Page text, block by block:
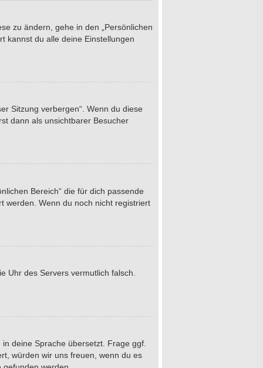
zu ändern, gehe in den „Persönlichen
kannst du alle deine Einstellungen
Sitzung verbergen“. Wenn du diese
dann als unsichtbarer Besucher
Bereich“ die für dich passende
werden. Wenn du noch nicht registriert
Uhr des Servers vermutlich falsch.
deine Sprache übersetzt. Frage ggf.
würden wir uns freuen, wenn du es